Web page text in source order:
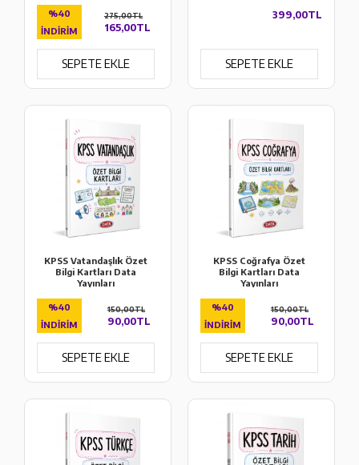
Pegem Akademi
%40
İNDIRIM
165,00TL
275,00TL
SEPETE EKLE
Yayınları399,00TL
SEPETE EKLE
KPSS Vatandaşlık Özet
Bilgi Kartları Data
Yayınları
%40
İNDIRIM
90,00TL
150,00TL
SEPETE EKLE
KPSS Coğrafya Özet
Bilgi Kartları Data
Yayınları
%40
İNDIRIM
90,00TL
150,00TL
SEPETE EKLE